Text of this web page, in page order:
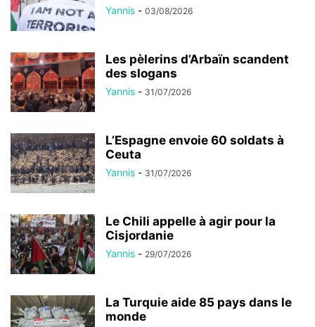
Yannis - 03/08/2026
Les pèlerins d’Arbaïn scandent
des slogans
Yannis - 31/07/2026
L’Espagne envoie 60 soldats à
Ceuta
Yannis - 31/07/2026
Le Chili appelle à agir pour la
Cisjordanie
Yannis - 29/07/2026
La Turquie aide 85 pays dans le
monde